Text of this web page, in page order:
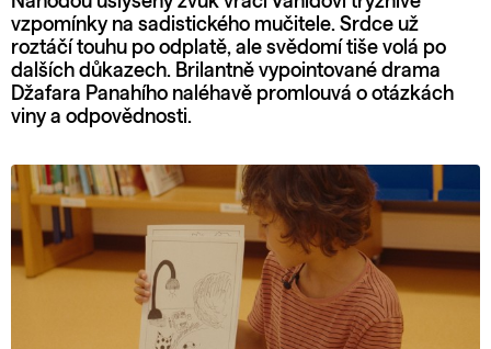
vzpomínky na sadistického mučitele. Srdce už
roztáčí touhu po odplatě, ale svědomí tiše volá po
dalších důkazech. Brilantně vypointované drama
Džafara Panahího naléhavě promlouvá o otázkách
viny a odpovědnosti.